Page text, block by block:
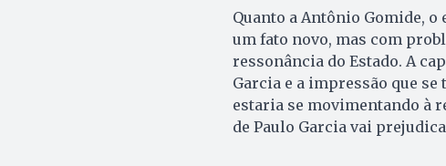
Quanto a Antônio Gomide,
um fato novo, mas com
ressonância do Estado. A
Garcia e a impressão que se
estaria se movimentando à
de Paulo Garcia vai